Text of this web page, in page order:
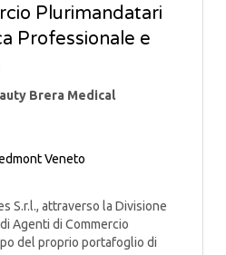
Plurimandatari
Professionale e
Brera Medical
Veneto
S.r.l., attraverso la Divisione
Agenti di Commercio
del proprio portafoglio di